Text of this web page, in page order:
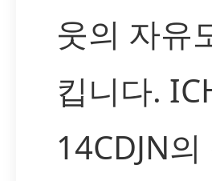
웃의 자유
킵니다.
14CDJN